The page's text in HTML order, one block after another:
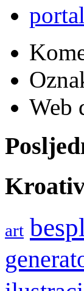
Web
art